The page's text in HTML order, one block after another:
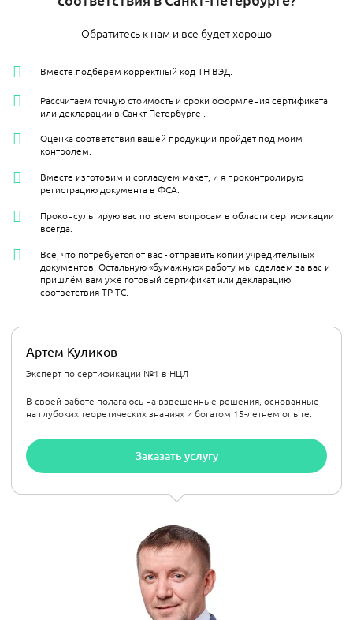
Обратитесь к нам и все будет хорошо
Артем Куликов
Эксперт по сертификации №1 в НЦЛ
В своей работе полагаюсь на взвешенные решения, основанные
на глубоких теоретических знаниях и богатом 15-летнем опыте.
Заказать услугу
Вместе подберем корректный код ТН ВЭД.
Рассчитаем точную стоимость и сроки оформления сертификата
или декларации в Санкт-Петербурге​ .
Оценка соответствия вашей продукции пройдет под моим
контролем.
Вместе изготовим и согласуем макет, и я проконтролирую
регистрацию документа в ФСА.
Проконсультирую вас по всем вопросам в области сертификации
всегда.
Все, что потребуется от вас - отправить копии учредительных
документов. Остальную «бумажную» работу мы сделаем за вас и
пришлём вам уже готовый сертификат или декларацию
соответствия ТР ТС.